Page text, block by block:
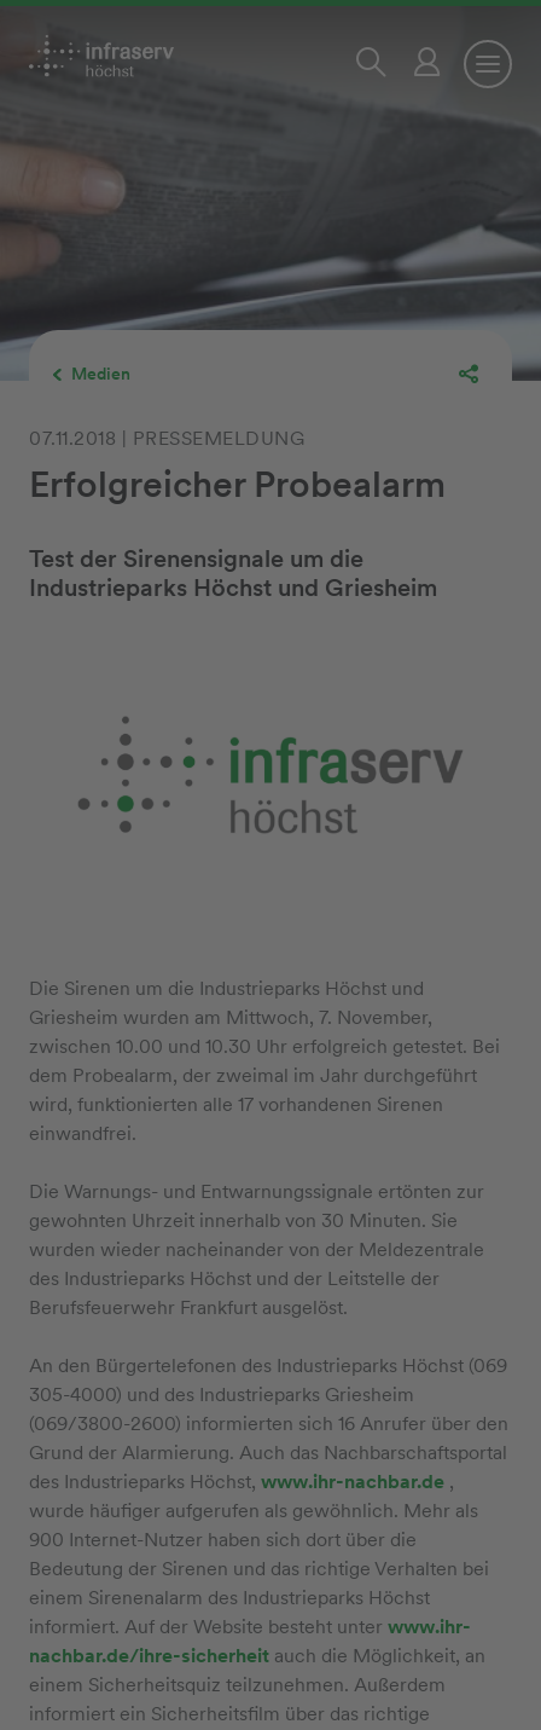
Medien
07.11.2018 | PRESSEMELDUNG
Erfolgreicher Probealarm
Test der Sirenensignale um die
Industrieparks Höchst und Griesheim
Die Sirenen um die Industrieparks Höchst und
Griesheim wurden am Mittwoch, 7. November,
zwischen 10.00 und 10.30 Uhr erfolgreich getestet. Bei
dem Probealarm, der zweimal im Jahr durchgeführt
wird, funktionierten alle 17 vorhandenen Sirenen
einwandfrei.
Die Warnungs- und Entwarnungssignale ertönten zur
gewohnten Uhrzeit innerhalb von 30 Minuten. Sie
wurden wieder nacheinander von der Meldezentrale
des Industrieparks Höchst und der Leitstelle der
Berufsfeuerwehr Frankfurt ausgelöst.
An den Bürgertelefonen des Industrieparks Höchst (069
305-4000) und des Industrieparks Griesheim
(069/3800-2600) informierten sich 16 Anrufer über den
Grund der Alarmierung. Auch das Nachbarschaftsportal
des Industrieparks Höchst, www.ihr-nachbar.de ,
wurde häufiger aufgerufen als gewöhnlich. Mehr als
900 Internet-Nutzer haben sich dort über die
Bedeutung der Sirenen und das richtige Verhalten bei
einem Sirenenalarm des Industrieparks Höchst
informiert. Auf der Website besteht unter www.ihr-
nachbar.de/ihre-sicherheit auch die Möglichkeit, an
einem Sicherheitsquiz teilzunehmen. Außerdem
informiert ein Sicherheitsfilm über das richtige